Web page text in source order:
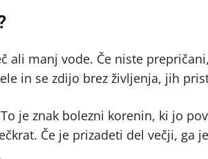
ali manj vode. Če niste
in se zdijo brez življenja, jih
To je znak bolezni korenin, ki jo
Če je prizadeti del večji, ga